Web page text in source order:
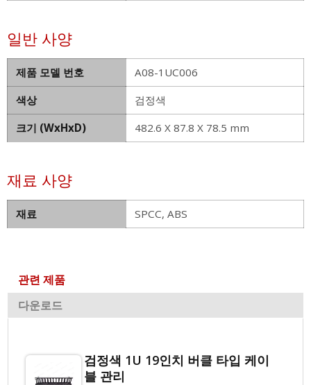
일반 사양
제품 모델 번호
A08-1UC006
색상
검정색
크기 (WxHxD)
482.6 X 87.8 X 78.5 mm
재료 사양
재료 SPCC, ABS
관련 제품
다운로드
검정색 1U 19인치 버클 타입 케이
블 관리